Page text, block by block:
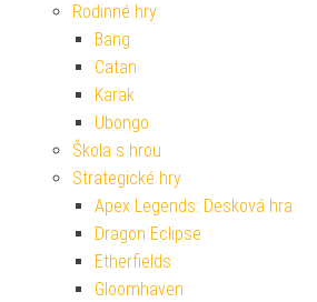
Rodinné hry
Bang
Catan
Karak
Ubongo
Škola s hrou
Strategické hry
Apex Legends: Desková hra
Dragon Eclipse
Etherfields
Gloomhaven